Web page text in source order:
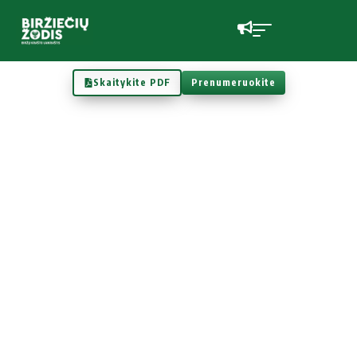
Skaitykite PDF Prenumeruokite